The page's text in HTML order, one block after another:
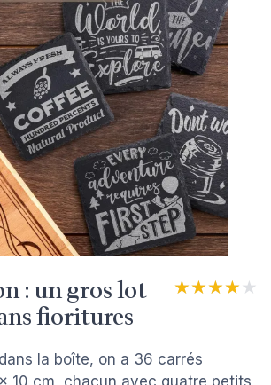
: un gros lot
fioritures
★★★★★
★★★★★
la boîte, on a 36 carrés